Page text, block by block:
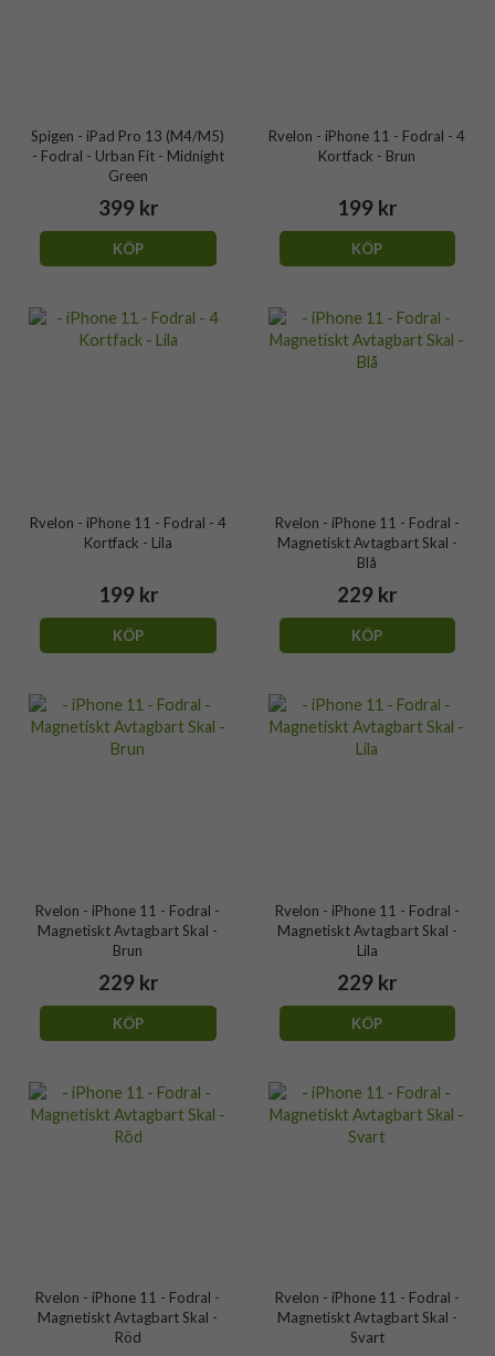
Spigen - iPad Pro 13 (M4/M5)
- Fodral - Urban Fit - Midnight
Green
399 kr
KÖP
Rvelon - iPhone 11 - Fodral - 4
Kortfack - Brun
199 kr
KÖP
Rvelon - iPhone 11 - Fodral - 4
Kortfack - Lila
199 kr
KÖP
Rvelon - iPhone 11 - Fodral -
Magnetiskt Avtagbart Skal -
Blå
229 kr
KÖP
Rvelon - iPhone 11 - Fodral -
Magnetiskt Avtagbart Skal -
Brun
229 kr
KÖP
Rvelon - iPhone 11 - Fodral -
Magnetiskt Avtagbart Skal -
Lila
229 kr
KÖP
Rvelon - iPhone 11 - Fodral -
Magnetiskt Avtagbart Skal -
Röd
Rvelon - iPhone 11 - Fodral -
Magnetiskt Avtagbart Skal -
Svart